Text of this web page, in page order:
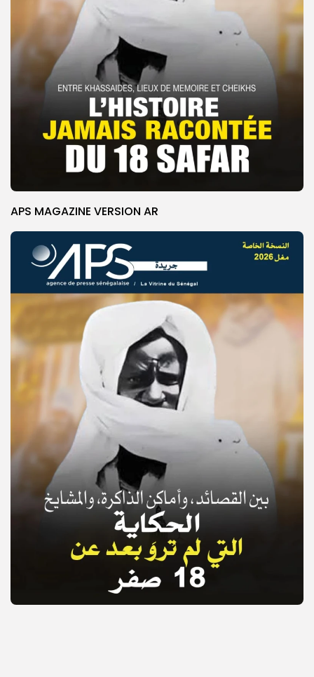
© Copyright 2025, APS
APS MAGAZINE VERSION AR